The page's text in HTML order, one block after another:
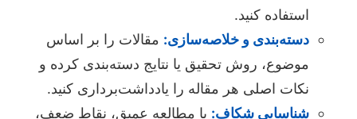
استفاده کنید.
دسته‌بندی و خلاصه‌سازی: مقالات را بر اساس
موضوع، روش تحقیق یا نتایج دسته‌بندی کرده و
نکات اصلی هر مقاله را یادداشت‌برداری کنید.
شناسایی شکاف: با مطالعه عمیق، نقاط ضعف،